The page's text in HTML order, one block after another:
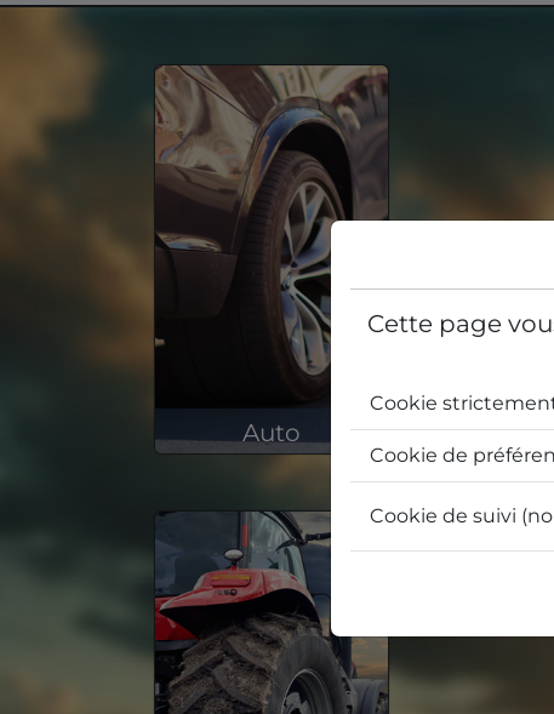
Auto
Cette page
Cookie
Cookie de
Cookie de suivi